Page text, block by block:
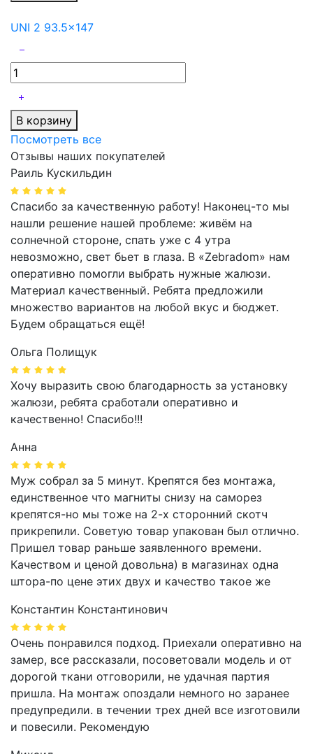
UNI 2 93.5x147
В корзину
Посмотреть все
Отзывы наших покупателей
Раиль Кускильдин
Спасибо за качественную работу! Наконец-то мы
нашли решение нашей проблеме: живём на
солнечной стороне, спать уже с 4 утра
невозможно, свет бьет в глаза. В «Zebradom» нам
оперативно помогли выбрать нужные жалюзи.
Материал качественный. Ребята предложили
множество вариантов на любой вкус и бюджет.
Будем обращаться ещё!
Ольга Полищук
Хочу выразить свою благодарность за установку
жалюзи, ребята сработали оперативно и
качественно! Спасибо!!!
Анна
Муж собрал за 5 минут. Крепятся без монтажа,
единственное что магниты снизу на саморез
крепятся-но мы тоже на 2-х сторонний скотч
прикрепили. Советую товар упакован был отлично.
Пришел товар раньше заявленного времени.
Качеством и ценой довольна) в магазинах одна
штора-по цене этих двух и качество такое же
Константин Константинович
Очень понравился подход. Приехали оперативно на
замер, все рассказали, посоветовали модель и от
дорогой ткани отговорили, не удачная партия
пришла. На монтаж опоздали немного но заранее
предупредили. в течении трех дней все изготовили
и повесили. Рекомендую